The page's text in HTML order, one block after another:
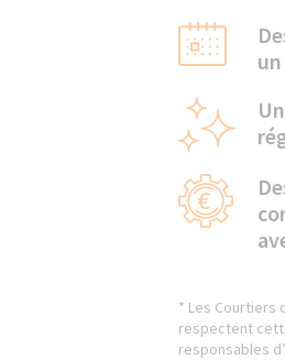
* Les Courtiers
respectent
responsables